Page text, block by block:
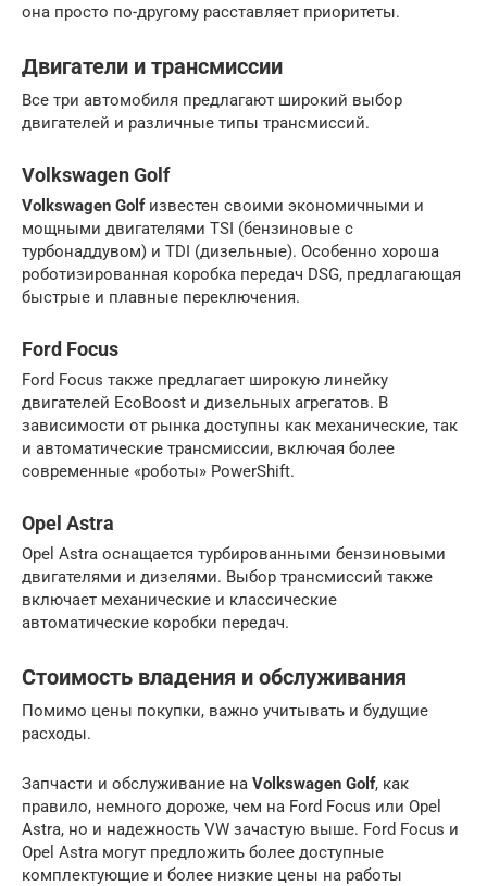
она просто по-другому расставляет приоритеты.
Двигатели и трансмиссии
Все три автомобиля предлагают широкий выбор
двигателей и различные типы трансмиссий.
Volkswagen Golf
Volkswagen Golfизвестен своими экономичными и
мощными двигателями TSI (бензиновые с
турбонаддувом) и TDI (дизельные). Особенно хороша
роботизированная коробка передач DSG, предлагающая
быстрые и плавные переключения.
Ford Focus
Ford Focus также предлагает широкую линейку
двигателей EcoBoost и дизельных агрегатов. В
зависимости от рынка доступны как механические, так
и автоматические трансмиссии, включая более
современные «роботы» PowerShift.
Opel Astra
Opel Astra оснащается турбированными бензиновыми
двигателями и дизелями. Выбор трансмиссий также
включает механические и классические
автоматические коробки передач.
Стоимость владения и обслуживания
Помимо цены покупки, важно учитывать и будущие
расходы.
Запчасти и обслуживание на Volkswagen Golf, как
правило, немного дороже, чем на Ford Focus или Opel
Astra, но и надежность VW зачастую выше. Ford Focus и
Opel Astra могут предложить более доступные
комплектующие и более низкие цены на работы